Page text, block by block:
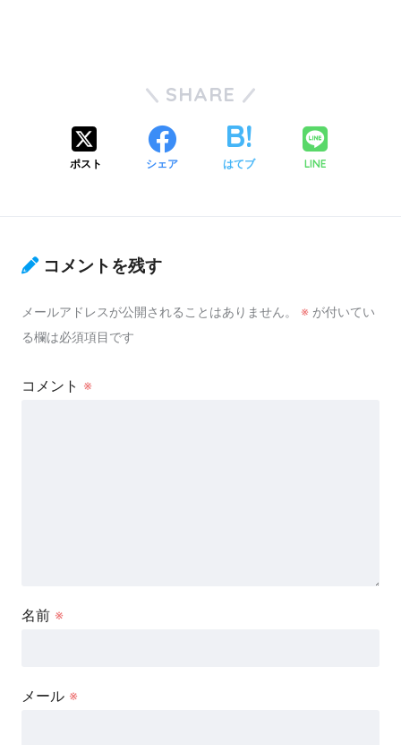
SHARE
ポスト シェア はてブ LINE
コメントを残す
メールアドレスが公開されることはありません。 ※ が付いてい
る欄は必須項目です
コメント ※
名前 ※
メール ※